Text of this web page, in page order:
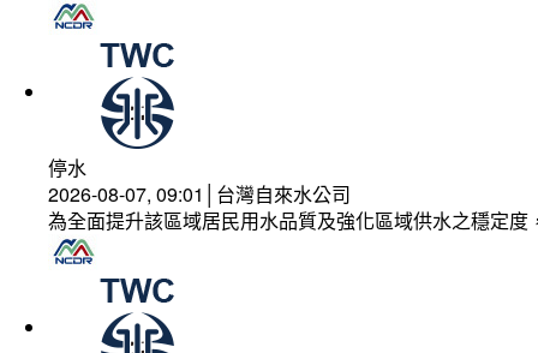
停水
2026-08-07, 09:01│台灣自來水公司
為全面提升該區域居民用水品質及強化區域供水之穩定